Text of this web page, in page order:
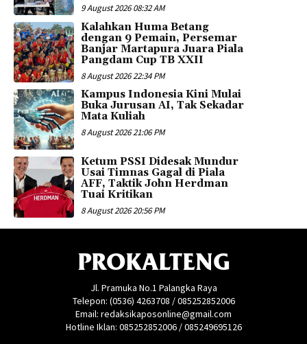
9 August 2026 08:32 AM
Kalahkan Huma Betang
dengan 9 Pemain, Persemar
Banjar Martapura Juara Piala
Pangdam Cup TB XXII
8 August 2026 22:34 PM
Kampus Indonesia Kini Mulai
Buka Jurusan AI, Tak Sekadar
Mata Kuliah
8 August 2026 21:06 PM
Ketum PSSI Didesak Mundur
Usai Timnas Gagal di Piala
AFF, Taktik John Herdman
Tuai Kritikan
8 August 2026 20:56 PM
PROKALTENG
Jl. Pramuka No.1 Palangka Raya
Telepon: (0536) 4263708 / 085252852006
Email: redaksikaposonline@gmail.com
Hotline Iklan: 085252852006 / 085249695126